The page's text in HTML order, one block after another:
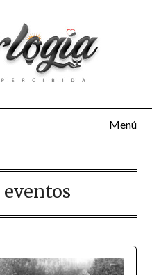
Menú
eventos